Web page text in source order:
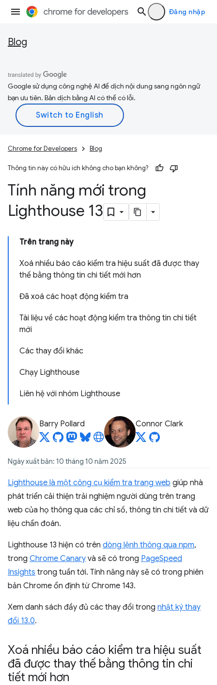
Đăng nhập
Blog
Google sử dụng công nghệ AI để dịch nội dung sang ngôn ngữ
bạn ưu tiên. Bản dịch bằng AI có thể có lỗi.
Chrome for Developers Blog
Thông tin này có hữu ích không cho bạn không?
Tính năng mới trong
Lighthouse 13
Trên trang này
Xoá nhiều báo cáo kiểm tra hiệu suất đã được thay
thế bằng thông tin chi tiết mới hơn
Đã xoá các hoạt động kiểm tra
Tài liệu về các hoạt động kiểm tra thông tin chi tiết
mới
Các thay đổi khác
Chạy Lighthouse
Liên hệ với nhóm Lighthouse
Barry Pollard Connor Clark
Ngày xuất bản: 10 tháng 10 năm 2025
Lighthouse là một công cụ kiểm tra trang web giúp nhà
phát triển cải thiện trải nghiệm người dùng trên trang
web của họ thông qua các chỉ số, thông tin chi tiết và dữ
liệu chẩn đoán.
Lighthouse 13 hiện có trên dòng lệnh thông qua npm,
trong Chrome Canary và sẽ có trong PageSpeed
Insights trong tuần tới. Tính năng này sẽ có trong phiên
bản Chrome ổn định từ Chrome 143.
Xem danh sách đầy đủ các thay đổi trong nhật ký thay
đổi 13.0.
Xoá nhiều báo cáo kiểm tra hiệu suất
đã được thay thế bằng thông tin chi
tiết mới hơn